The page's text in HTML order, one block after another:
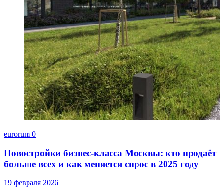
eurorum 0
Новостройки бизнес-класса Москвы: кто продаёт
больше всех и как меняется спрос в 2025 году
19 февраля 2026